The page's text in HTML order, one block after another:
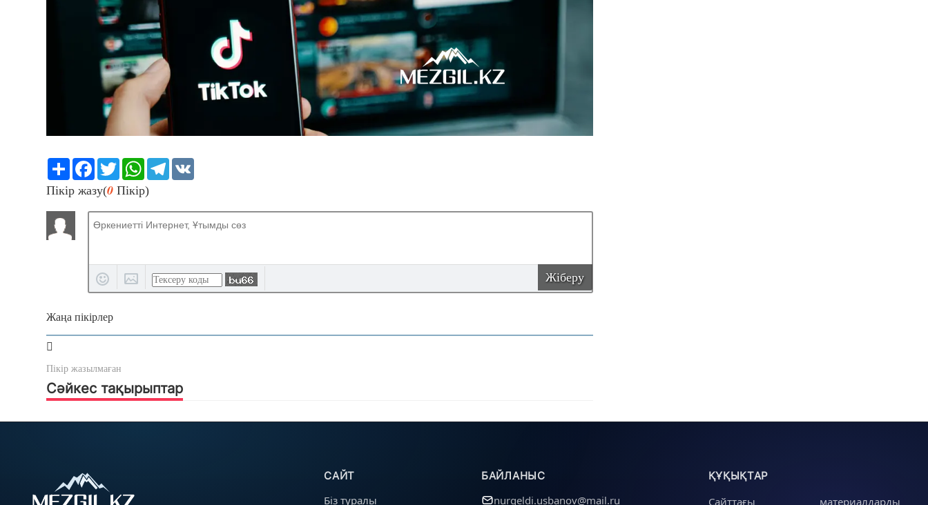
Share Facebook
TwitterWhatsApp
Telegram
Пікір жазу(0 Пікір)
Жіберу
Жаңа пікірлер
Пікір жазылмаған
Сәйкес тақырыптар
САЙТ
Біз туралы
БАЙЛАНЫС
nurgeldi.usbanov@mail.ru
ҚҰҚЫҚТАР
Сайттағы материалдарды